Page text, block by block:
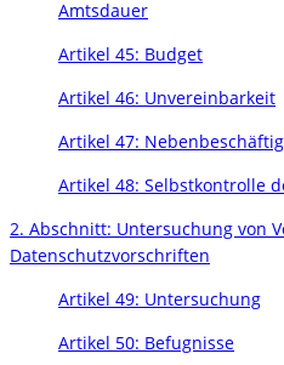
Amtsdauer
Artikel 45: Budget
Artikel 46: Unvereinbarkeit
Artikel 47:
Artikel 48: Selbstkontrolle
2. Abschnitt: Untersuchung von
Datenschutzvorschriften
Artikel 49: Untersuchung
Artikel 50: Befugnisse